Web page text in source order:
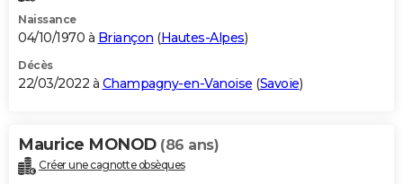
Naissance
04/10/1970 à Briançon (Hautes-Alpes)
Décès
22/03/2022 à Champagny-en-Vanoise (Savoie)
Maurice MONOD (86 ans)
Créer une cagnotte obsèques